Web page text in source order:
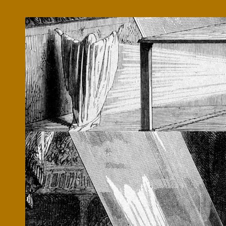
Configuración de
cookies
Universidad de los Andes | Vigilada
jurídica: Resolución 28 del 23 de febrero
Dirección
Calle 19A #1 - 37 Este. Bloque K.
Teléfono
[+57] (601) 339 4949